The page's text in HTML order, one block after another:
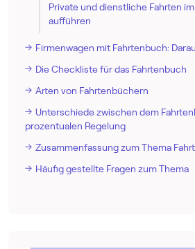
Private und dienstliche Fahrten
aufführen
Firmenwagen mit Fahrtenbuch:
Die Checkliste für das Fahrtenbuch
Arten von Fahrtenbüchern
Unterschiede zwischen dem
prozentualen Regelung
Zusammenfassung zum Thema
Häufig gestellte Fragen zum Thema